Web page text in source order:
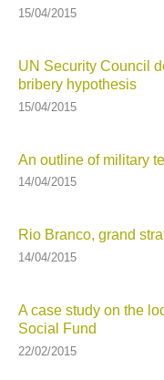
15/04/2015
UN Security Council
bribery hypothesis
15/04/2015
An outline of military
14/04/2015
Rio Branco, grand
14/04/2015
A case study on the
Social Fund
22/02/2015